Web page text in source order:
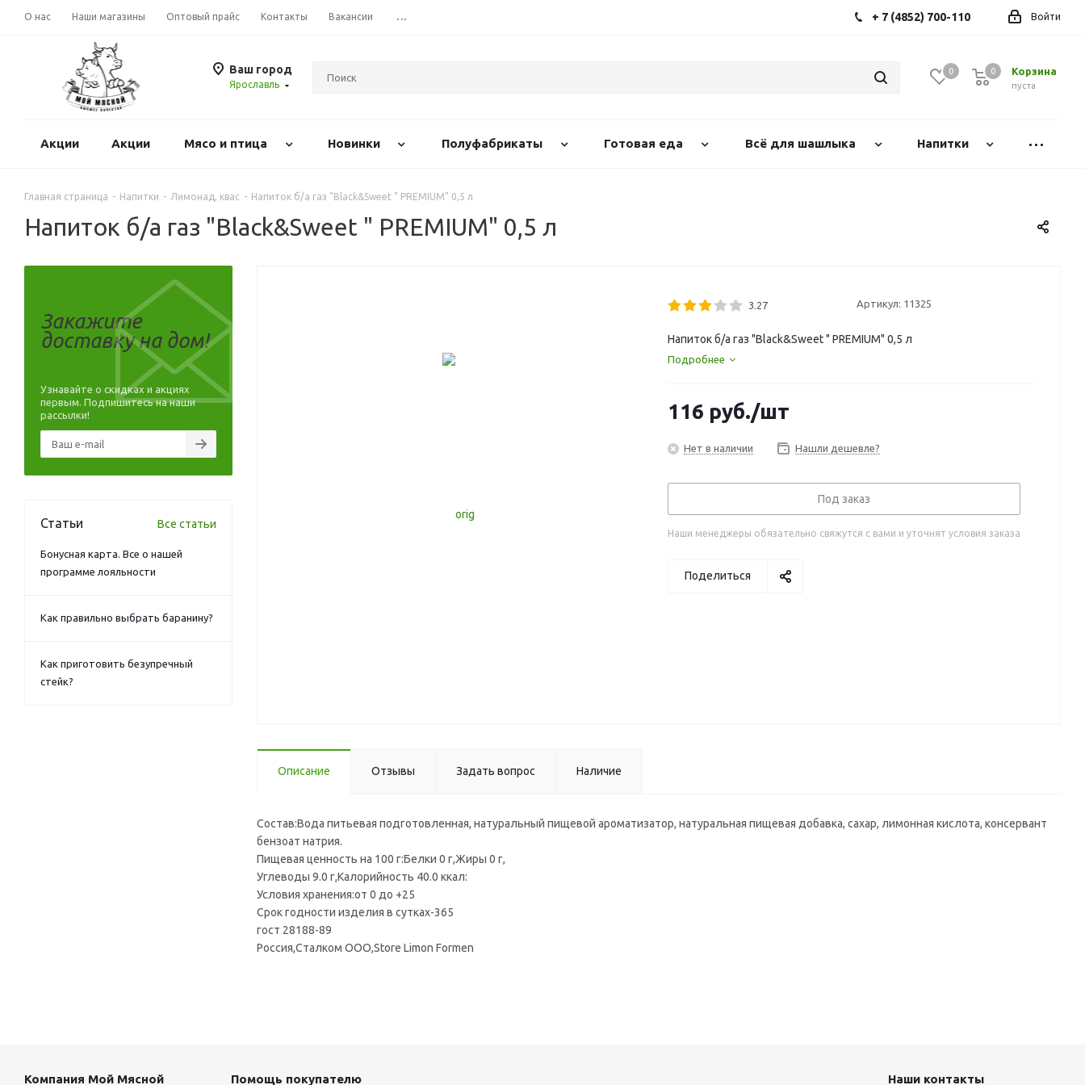
О нас Наши магазины Оптовый прайс Контакты Вакансии ... Войти
+ 7 (4852) 700-110
Ваш город
Ярославль
0 Корзина
0
пуста
0
Акции Акции Mясо и птица Новинки Полуфабрикаты Готовая еда Всё для шашлыка Напитки
Главная страница - Напитки - Лимонад, квас - Напиток б/а газ "Black&Sweet " PREMIUM" 0,5 л
Напиток б/а газ "Black&Sweet " PREMIUM" 0,5 л
3.27 Артикул: 11325
Напиток б/а газ "Black&Sweet " PREMIUM" 0,5 л
Подробнее
116 руб./шт
Нет в наличии Нашли дешевле?
Под заказ
Наши менеджеры обязательно свяжутся с вами и уточнят условия заказа
Поделиться
Описание Отзывы Задать вопрос Наличие
Состав:Вода питьевая подготовленная, натуральный пищевой ароматизатор, натуральная пищевая добавка, сахар, лимонная кислота, консервант
бензоат натрия.
Пищевая ценность на 100 г:Белки 0 г,Жиры 0 г,
Углеводы 9.0 г,Калорийность 40.0 ккал:
Условия хранения:от 0 до +25
Срок годности изделия в сутках-365
гост 28188-89
Россия,Сталком ООО,Store Limon Formen
Закажите
доставку на дом!
Узнавайте о скидках и акциях
первым. Подпишитесь на наши
рассылки!
Статьи Все статьи
Бонусная карта. Все о нашей
программе лояльности
Как правильно выбрать баранину?
Как приготовить безупречный
стейк?
Компания Мой Мясной Помощь покупателю Наши контакты